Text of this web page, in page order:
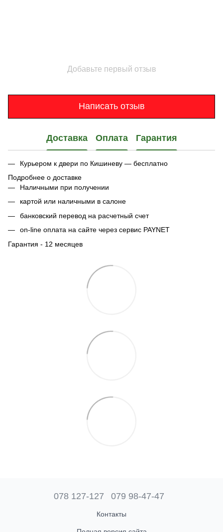
Добавьте первый отзыв
Написать отзыв
Доставка Оплата Гарантия
Курьером к двери по Кишиневу — бесплатно
Подробнее о доставке
Наличными при получении
картой или наличными в салоне
банковский перевод на расчетный счет
on-line оплата на сайте через сервис PAYNET
Гарантия - 12 месяцев
078 127-127 079 98-47-47
Контакты